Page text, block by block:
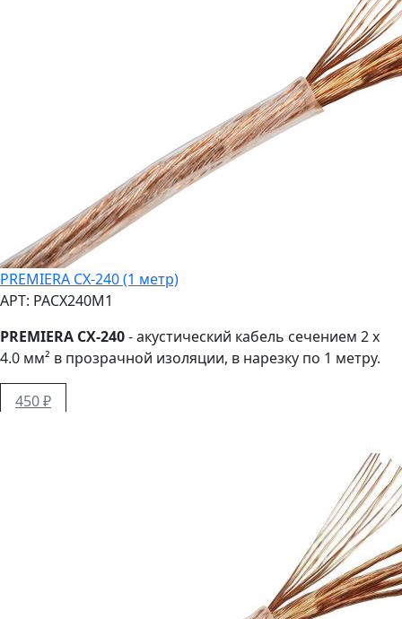
PREMIERA CX-240 (1 метр)
АРТ: PACX240M1
PREMIERA CX-240- акустический кабель сечением 2 x
4.0 мм² в прозрачной изоляции, в нарезку по 1 метру.
450 ₽